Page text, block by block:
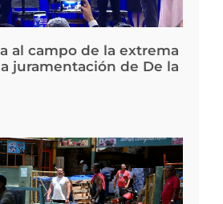
al campo de la extrema
juramentación de De la